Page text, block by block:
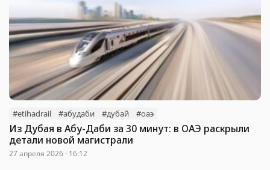
#etihadrail #абудаби #дубай #оаэ
Из Дубая в Абу-Даби за 30 минут: в ОАЭ раскрыли
детали новой магистрали
27 апреля 2026 · 16:12